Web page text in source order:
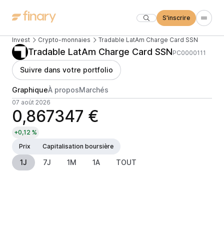
S'inscrire
Invest Crypto-monnaies Tradable LatAm Charge Card SSN
Tradable LatAm Charge Card SSNPC0000111
Suivre dans votre portfolio
GraphiqueÀ proposMarchés
07 août 2026
0,867347 €
+0,12 %
Prix
Capitalisation boursière
1J 7J 1M 1A TOUT